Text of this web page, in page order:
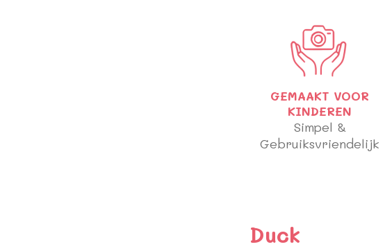
GEMAAKT VOOR
KINDEREN
Simpel &
Gebruiksvriendelijk
Duck